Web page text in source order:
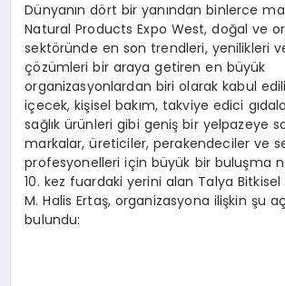
Dünyanın dört bir yanından binlerce
Natural Products Expo West, doğal ve
sektöründe en son trendleri, yenilikleri
çözümleri bir araya getiren en büyük
organizasyonlardan biri olarak kabul
içecek, kişisel bakım, takviye edici
sağlık ürünleri gibi geniş bir yelpazeye
markalar, üreticiler, perakendeciler ve
profesyonelleri için büyük bir buluşma
10. kez fuardaki yerini alan Talya
M. Halis Ertaş, organizasyona ilişkin şu
bulundu: